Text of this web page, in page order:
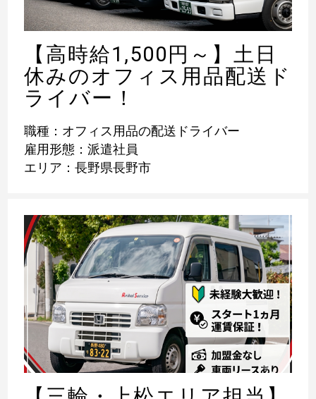
【高時給1,500円～】土日
休みのオフィス用品配送ド
ライバー！
職種：オフィス用品の配送ドライバー
雇用形態：派遣社員
エリア：長野県長野市